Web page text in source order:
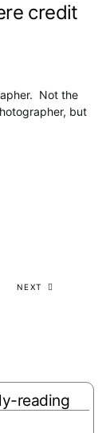
credit
Not the
but
NEXT
reading